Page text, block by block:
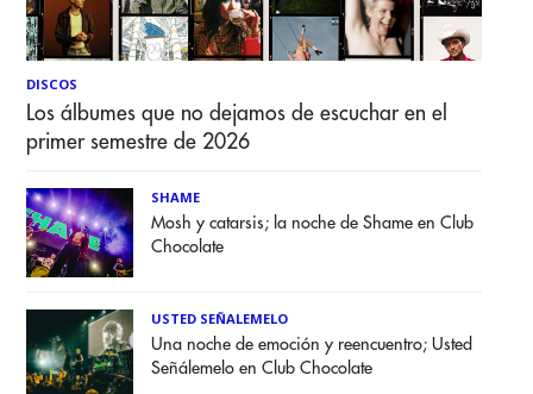
DISCOS
Los álbumes que no dejamos de escuchar en el
primer semestre de 2026
SHAME
Mosh y catarsis; la noche de Shame en Club
Chocolate
USTED SEÑALEMELO
Una noche de emoción y reencuentro; Usted
Señálemelo en Club Chocolate